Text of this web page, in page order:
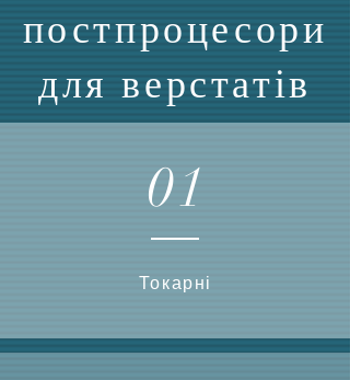
постпроцесори
для верстатів
01
Токарні